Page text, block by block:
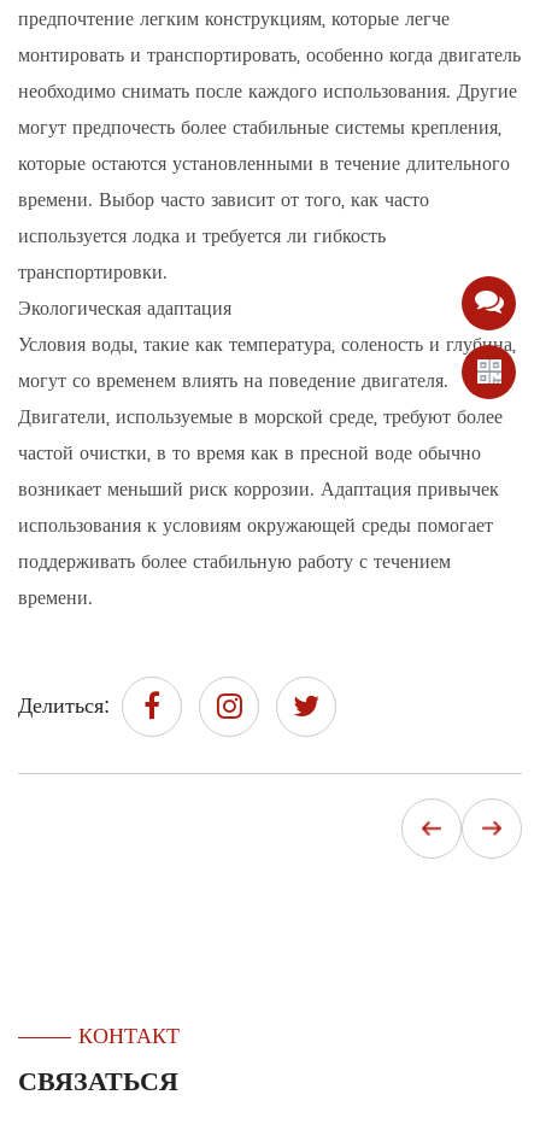
предпочтение легким конструкциям, которые легче
монтировать и транспортировать, особенно когда двигатель
необходимо снимать после каждого использования. Другие
могут предпочесть более стабильные системы крепления,
которые остаются установленными в течение длительного
времени. Выбор часто зависит от того, как часто
используется лодка и требуется ли гибкость
транспортировки.
Экологическая адаптация
Условия воды, такие как температура, соленость и глубина,
могут со временем влиять на поведение двигателя.
Двигатели, используемые в морской среде, требуют более
частой очистки, в то время как в пресной воде обычно
возникает меньший риск коррозии. Адаптация привычек
использования к условиям окружающей среды помогает
поддерживать более стабильную работу с течением
времени.
Делиться:
КОНТАКТ
СВЯЗАТЬСЯ